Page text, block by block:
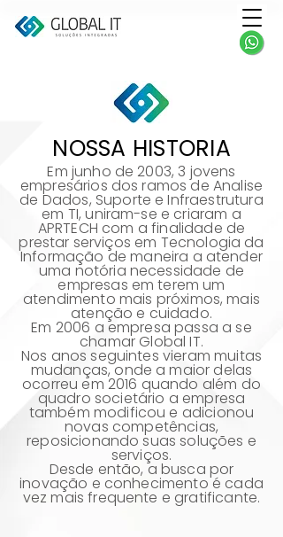
NOSSA HISTORIA
Em junho de 2003, 3 jovens
empresários dos ramos de Analise
de Dados, Suporte e Infraestrutura
em TI, uniram-se e criaram a
APRTECH com a finalidade de
prestar serviços em Tecnologia da
Informação de maneira a atender
uma notória necessidade de
empresas em terem um
atendimento mais próximos, mais
atenção e cuidado.
Em 2006 a empresa passa a se
chamar Global IT.
Nos anos seguintes vieram muitas
mudanças, onde a maior delas
ocorreu em 2016 quando além do
quadro societário a empresa
também modificou e adicionou
novas competências,
reposicionando suas soluções e
serviços.
Desde então, a busca por
inovação e conhecimento é cada
vez mais frequente e gratificante.